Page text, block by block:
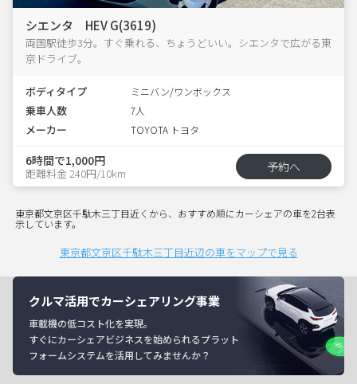
シエンタ HEV G(3619)
両国駅徒歩3分。すぐ乗れる、ちょうどいい。シエンタで広がる東
京ドライブ。
ボディタイプ ミニバン/ワンボックス
乗車人数 7人
メーカー TOYOTA トヨタ
6時間で1,000円
距離料金 240円/10km 予約へ
東京都文京区千駄木三丁目近くから、おすすめ順にカーシェアの車を2台表
示しています。
東京都文京区千駄木三丁目近辺の車をマップで見る
クルマ活用でカーシェアリング事業
車載機の低コスト化を実現。
すぐにカーシェアビジネスを始められるプラット
フォームシステムを活用してみませんか？